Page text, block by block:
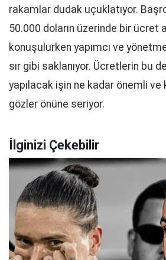
rakamlar dudak uçuklatıyor.
50.000 doların üzerinde bir ücret
konuşulurken yapımcı ve
sır gibi saklanıyor. Ücretlerin bu
yapılacak işin ne kadar önemli
gözler önüne seriyor.